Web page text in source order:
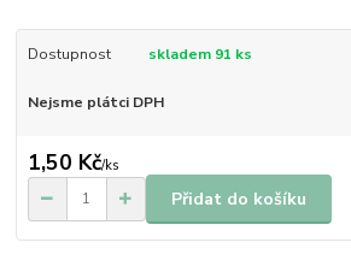
Dostupnost skladem 91 ks
Nejsme plátci DPH
1,50 Kč/ks
Přidat do košíku